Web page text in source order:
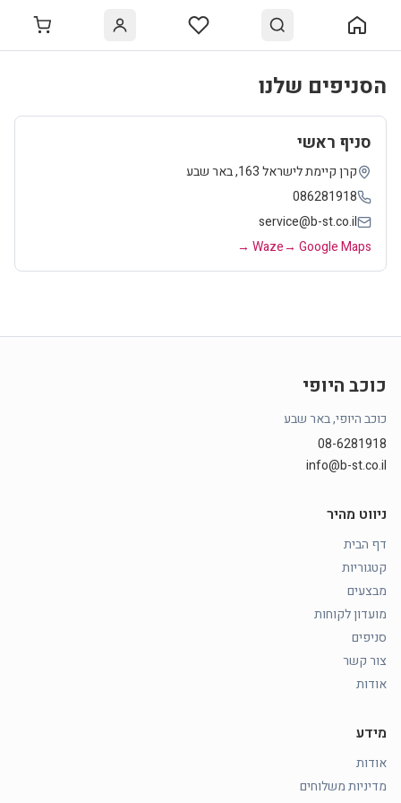
הסניפים שלנו
סניף ראשי
קרן קיימת לישראל 163 ,באר שבע
086281918
service@b-st.co.il
Google Maps →
Waze →
כוכב היופי
כוכב היופי, באר שבע
08-6281918
info@b-st.co.il
ניווט מהיר
דף הבית
קטגוריות
מבצעים
מועדון לקוחות
סניפים
צור קשר
אודות
מידע
אודות
מדיניות משלוחים